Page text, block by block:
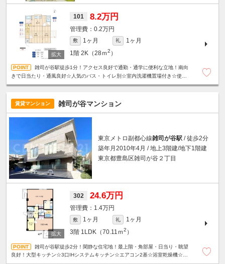
101 8.2万円
0.2万円
敷 1ヶ月 礼
1ヶ月
1階 2K（28ｍ2 ）
雑司が谷駅徒歩1分！アクセス良好で通勤・通学に便利な立地！南向
きで日当たり・通風良好☆人気のバス・トイレ別☆室内洗濯機置場付き☆使い
賃貸マンション 雑司が谷マンション
東京メトロ副都心線雑司が谷駅 / 徒歩2分
築年月2010年4月 / 地上3階建/地下1階建
東京都豊島区雑司が谷２丁目
302 24.6万円
1.4万円
敷 1ヶ月 礼
1ヶ月
3階 1LDK（70.11ｍ2 ）
雑司が谷駅徒歩2分！閑静な住宅地！最上階・角部屋・日当り・眺望
良好！大型キッチン☆3口IHシステムキッチン☆エアコン2基☆浴室乾燥機☆温